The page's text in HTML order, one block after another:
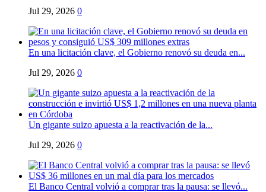
Jul 29, 2026 0
En una licitación clave, el Gobierno renovó su deuda en...
Jul 29, 2026 0
Un gigante suizo apuesta a la reactivación de la...
Jul 29, 2026 0
El Banco Central volvió a comprar tras la pausa: se llevó...